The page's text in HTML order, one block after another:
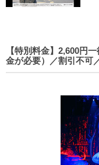
【特別料金】2,600円
金が必要）／割引不可